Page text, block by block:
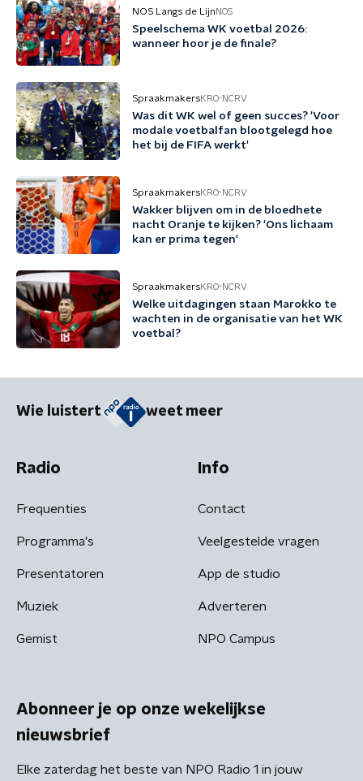
NOS Langs de Lijn NOS
Speelschema WK voetbal 2026:
wanneer hoor je de finale?
SpraakmakersKRO-NCRV
Was dit WK wel of geen succes? 'Voor
modale voetbalfan blootgelegd hoe
het bij de FIFA werkt'
SpraakmakersKRO-NCRV
Wakker blijven om in de bloedhete
nacht Oranje te kijken? 'Ons lichaam
kan er prima tegen'
SpraakmakersKRO-NCRV
Welke uitdagingen staan Marokko te
wachten in de organisatie van het WK
voetbal?
Wie luistert weet meer
Radio
Frequenties
Programma's
Presentatoren
Muziek
Gemist
Info
Contact
Veelgestelde vragen
App de studio
Adverteren
NPO Campus
Abonneer je op onze wekelijkse
nieuwsbrief
Elke zaterdag het beste van NPO Radio 1 in jouw